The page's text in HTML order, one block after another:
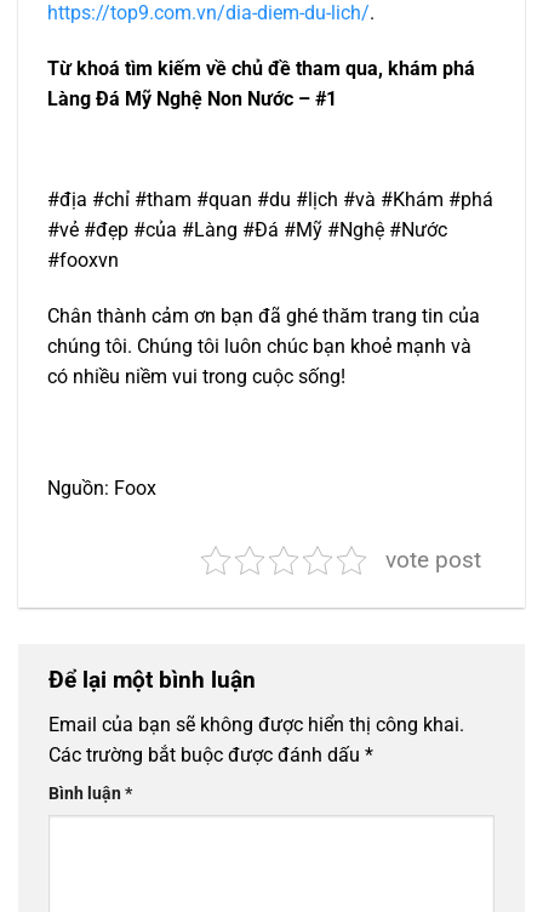
https://top9.com.vn/dia-diem-du-lich/.
Từ khoá tìm kiếm về chủ đề tham qua, khám phá
Làng Đá Mỹ Nghệ Non Nước – #1
#địa #chỉ #tham #quan #du #lịch #và #Khám #phá
#vẻ #đẹp #của #Làng #Đá #Mỹ #Nghệ #Nước
#fooxvn
Chân thành cảm ơn bạn đã ghé thăm trang tin của
chúng tôi. Chúng tôi luôn chúc bạn khoẻ mạnh và
có nhiều niềm vui trong cuộc sống!
Nguồn: Foox
vote post
Để lại một bình luận
Email của bạn sẽ không được hiển thị công khai.
Các trường bắt buộc được đánh dấu *
Bình luận*